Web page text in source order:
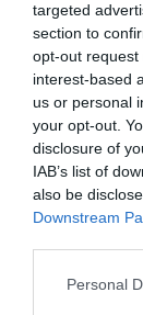
targeted
section to
opt-out request
interest-based
us or personal
your opt-out.
disclosure of
IAB’s list of
also be
Downstream
Please note
Personal
Az
vettek, mint
köztük Shah
Suhana Khan,
Vogue szerint
hiszen maga
több
Megosztás:
Címkék: